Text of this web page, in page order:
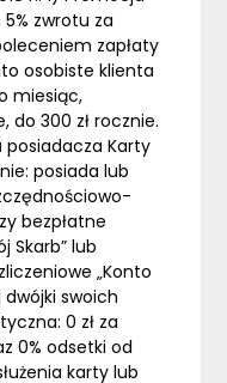
zwrotu za
zapłaty
osobiste klienta
miesiąc,
do 300 zł rocznie.
Karty
posiada lub
bezpłatne
Skarb” lub
„Konto
swoich
0 zł za
0% odsetki od
karty lub